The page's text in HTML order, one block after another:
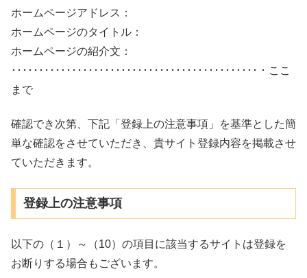
ホームページアドレス：
ホームページのタイトル：
ホームページの紹介文：
･････････････････････････････････････････････・ここ
まで
確認でき次第、下記「登録上の注意事項」を基準とした簡
単な確認をさせていただき、貴サイト登録内容を掲載させ
ていただきます。
登録上の注意事項
以下の（１）～（10）の項目に該当するサイトは登録を
お断りする場合もございます。